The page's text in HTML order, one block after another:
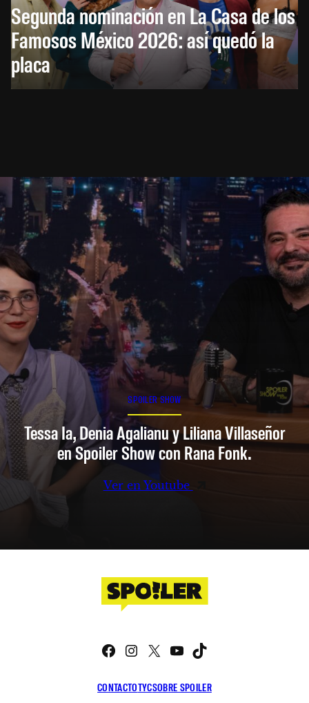
Segunda nominación en La Casa de los
Famosos México 2026: así quedó la
placa
SPOILER SHOW
Tessa Ia, Denia Agalianu y Liliana Villaseñor
en Spoiler Show con Rana Fonk.
Ver en Youtube
CONTACTOTYCSOBRE SPOILER
Facebook
Instagram
X YouTube